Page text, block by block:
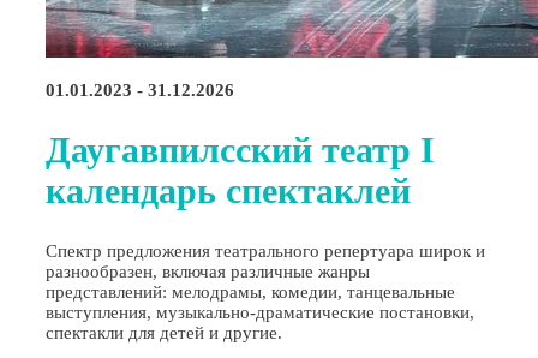
01.01.2023 - 31.12.2026
Даугавпилсский театр I
календарь спектаклей
Спектр предложения театрального репертуара широк и
разнообразен, включая различные жанры
представлений: мелодрамы, комедии, танцевальные
выступления, музыкально-драматические постановки,
спектакли для детей и другие.